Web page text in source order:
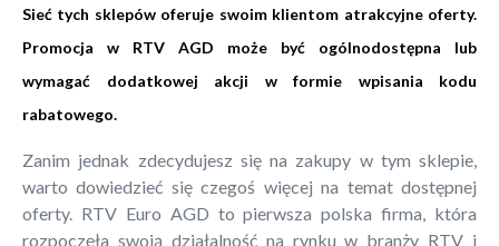
Sieć tych sklepów oferuje swoim klientom atrakcyjne oferty.
Promocja w RTV AGD może być ogólnodostępna lub
wymagać dodatkowej akcji w formie wpisania kodu
rabatowego.
Zanim jednak zdecydujesz się na zakupy w tym sklepie,
warto dowiedzieć się czegoś więcej na temat dostępnej
oferty. RTV Euro AGD to pierwsza polska firma, która
rozpoczęła swoją działalność na rynku w branży RTV i